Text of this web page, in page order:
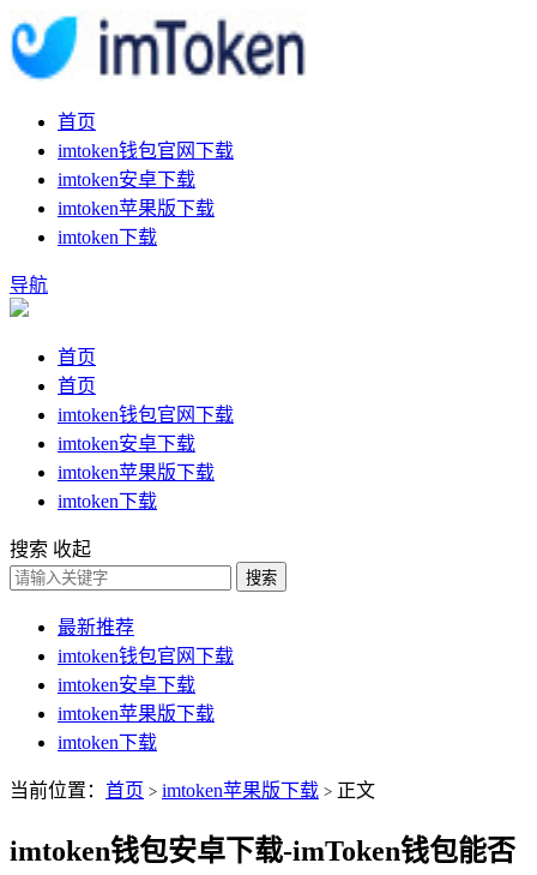
首页
imtoken钱包官网下载
imtoken安卓下载
imtoken苹果版下载
imtoken下载
导航
首页
首页
imtoken钱包官网下载
imtoken安卓下载
imtoken苹果版下载
imtoken下载
搜索 收起
搜索
最新推荐
imtoken钱包官网下载
imtoken安卓下载
imtoken苹果版下载
imtoken下载
当前位置： 首页 > imtoken苹果版下载 > 正文
imtoken钱包安卓下载-imToken钱包能否